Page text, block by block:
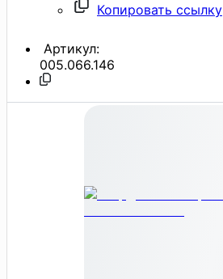
Копировать ссылку
Артикул:
005.066.146